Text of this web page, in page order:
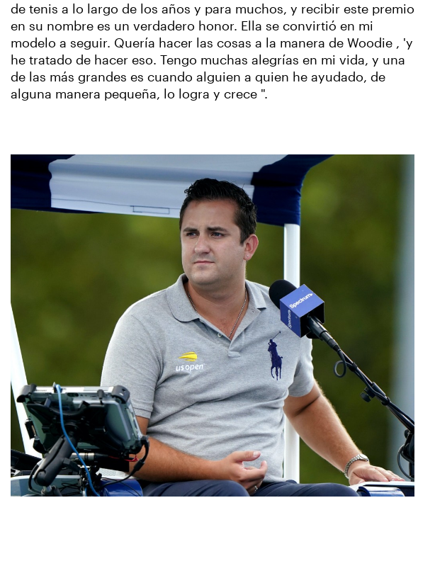
de tenis a lo largo de los años y para muchos, y recibir este premio
en su nombre es un verdadero honor. Ella se convirtió en mi
modelo a seguir. Quería hacer las cosas a la manera de Woodie , 'y
he tratado de hacer eso. Tengo muchas alegrías en mi vida, y una
de las más grandes es cuando alguien a quien he ayudado, de
alguna manera pequeña, lo logra y crece ".